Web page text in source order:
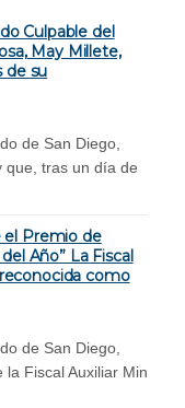
Culpable del
May Millete,
de su
de San Diego,
que, tras un día de
el Premio de
Año” La Fiscal
como
de San Diego,
la Fiscal Auxiliar Min